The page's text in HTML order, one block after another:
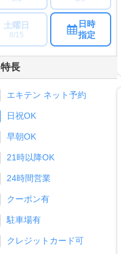
土曜日
8/15
日時
指定
特長
エキテン ネット予約
日祝OK
早朝OK
21時以降OK
24時間営業
クーポン有
駐車場有
クレジットカード可